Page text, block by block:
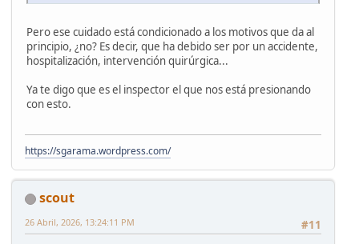
Pero ese cuidado está condicionado a los motivos que da al
principio, ¿no? Es decir, que ha debido ser por un accidente,
hospitalización, intervención quirúrgica...
Ya te digo que es el inspector el que nos está presionando
con esto.
https://sgarama.wordpress.com/
scout
#11
26 Abril, 2026, 13:24:11 PM